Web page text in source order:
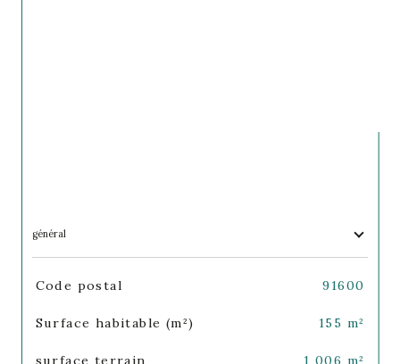
général
TRAD_SIROCCO_Caracteristique
Code postal 91600
Surface habitable (m²) 155 m²
surface terrain 1 006 m²